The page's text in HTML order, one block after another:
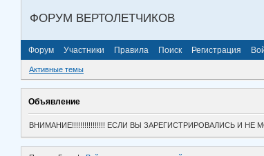
ФОРУМ ВЕРТОЛЕТЧИКОВ
Форум Участники Правила Поиск Регистрация
Активные темы
Объявление
ВНИМАНИЕ!!!!!!!!!!!!!!!! ЕСЛИ ВЫ ЗАРЕГИСТРИРОВАЛИСЬ И